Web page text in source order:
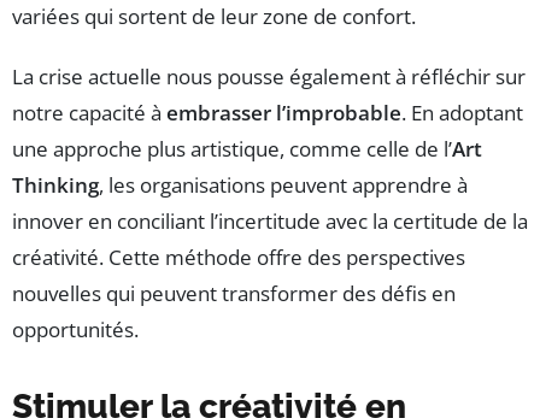
variées qui sortent de leur zone de confort.
La crise actuelle nous pousse également à réfléchir sur
notre capacité à embrasser l’improbable. En adoptant
une approche plus artistique, comme celle de l’Art
Thinking, les organisations peuvent apprendre à
innover en conciliant l’incertitude avec la certitude de la
créativité. Cette méthode offre des perspectives
nouvelles qui peuvent transformer des défis en
opportunités.
Stimuler la créativité en